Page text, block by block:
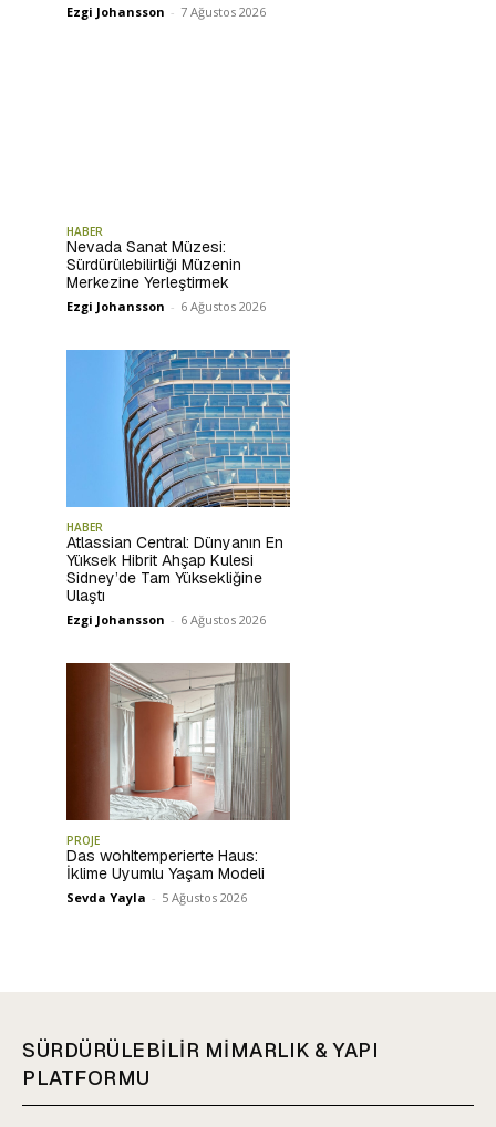
Ezgi Johansson - 7 Ağustos 2026
HABER
Nevada Sanat Müzesi:
Sürdürülebilirliği Müzenin
Merkezine Yerleştirmek
Ezgi Johansson - 6 Ağustos 2026
HABER
Atlassian Central: Dünyanın En
Yüksek Hibrit Ahşap Kulesi
Sidney’de Tam Yüksekliğine
Ulaştı
Ezgi Johansson - 6 Ağustos 2026
PROJE
Das wohltemperierte Haus:
İklime Uyumlu Yaşam Modeli
Sevda Yayla - 5 Ağustos 2026
SÜRDÜRÜLEBİLİR MİMARLIK & YAPI
PLATFORMU